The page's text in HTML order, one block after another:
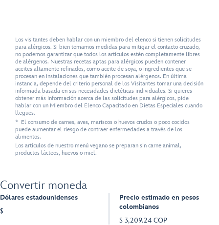
Los visitantes deben hablar con un miembro del elenco si tienen solicitudes
para alérgicos. Si bien tomamos medidas para mitigar el contacto cruzado,
no podemos garantizar que todos los artículos estén completamente libres
de alérgenos. Nuestras recetas aptas para alérgicos pueden contener
aceites altamente refinados, como aceite de soya, o ingredientes que se
procesan en instalaciones que también procesan alérgenos. En última
instancia, depende del criterio personal de los Visitantes tomar una decisión
informada basada en sus necesidades dietéticas individuales. Si quieres
obtener más información acerca de las solicitudes para alérgicos, pide
hablar con un Miembro del Elenco Capacitado en Dietas Especiales cuando
llegues.
* El consumo de carnes, aves, mariscos o huevos crudos o poco cocidos
puede aumentar el riesgo de contraer enfermedades a través de los
alimentos.
Los artículos de nuestro menú vegano se preparan sin carne animal,
productos lácteos, huevos o miel.
Convertir moneda
Dólares estadounidenses
$
Precio estimado en pesos
colombianos
$ 3,209.24 COP